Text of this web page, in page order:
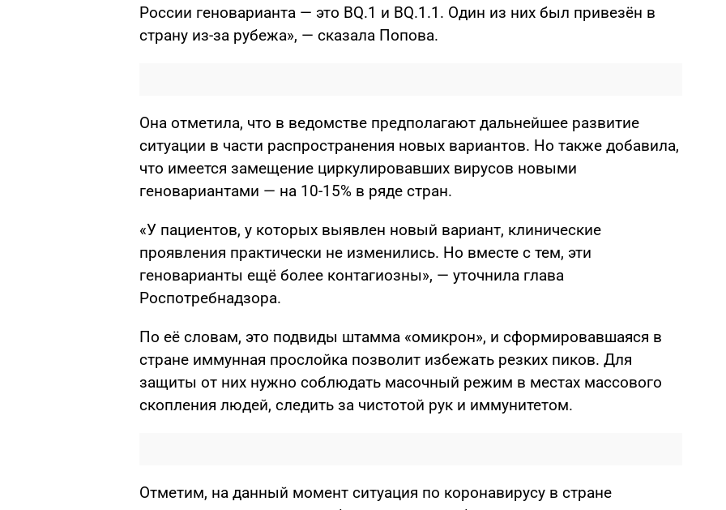
России геноварианта — это BQ.1 и BQ.1.1. Один из них был привезён в
страну из-за рубежа», — сказала Попова.
Она отметила, что в ведомстве предполагают дальнейшее развитие
ситуации в части распространения новых вариантов. Но также добавила,
что имеется замещение циркулировавших вирусов новыми
геновариантами — на 10-15% в ряде стран.
«У пациентов, у которых выявлен новый вариант, клинические
проявления практически не изменились. Но вместе с тем, эти
геноварианты ещё более контагиозны», — уточнила глава
Роспотребнадзора.
По её словам, это подвиды штамма «омикрон», и сформировавшаяся в
стране иммунная прослойка позволит избежать резких пиков. Для
защиты от них нужно соблюдать масочный режим в местах массового
скопления людей, следить за чистотой рук и иммунитетом.
Отметим, на данный момент ситуация по коронавирусу в стране